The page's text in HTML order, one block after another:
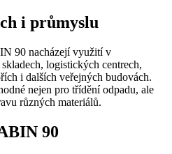
i průmyslu
90 nacházejí využití v
logistických centrech,
i dalších veřejných budovách.
nejen pro třídění odpadu, ale
různých materiálů.
90